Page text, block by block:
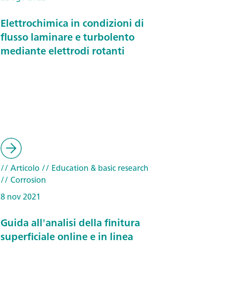
Elettrochimica in condizioni di
flusso laminare e turbolento
mediante elettrodi rotanti
// Articolo // Education & basic research
// Corrosion
8 nov 2021
Guida all'analisi della finitura
superficiale online e in linea